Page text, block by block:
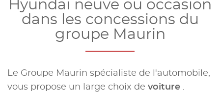
Hyundai neuve ou occasion
dans les concessions du
groupe Maurin
Le Groupe Maurin spécialiste de l'automobile,
vous propose un large choix de voiture .